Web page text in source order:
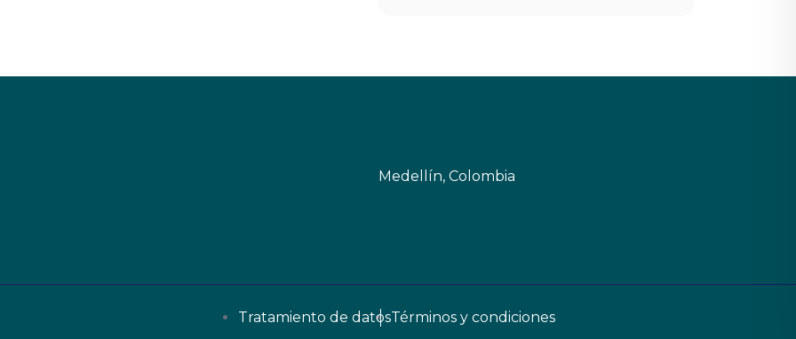
Medellín, Colombia
Tratamiento de datosTérminos y condiciones